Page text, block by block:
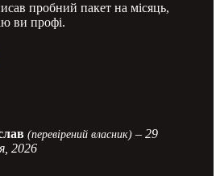
пробний пакет на місяць,
ви профі.
(перевірений власник) – 29
2026